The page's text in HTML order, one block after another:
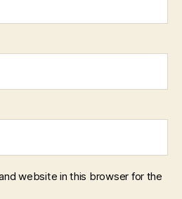
website in this browser for the